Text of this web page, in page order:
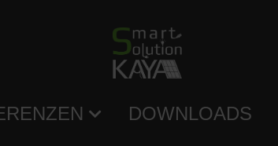
DOWNLOADS